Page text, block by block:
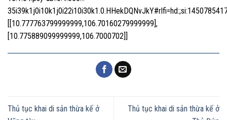
[[10.777763799999999,106.70160279999999],
[10.775889099999999,106.7000702]]
Thủ tục khai di sản thừa kế ở
Thủ tục khai di sản thừa kế ở